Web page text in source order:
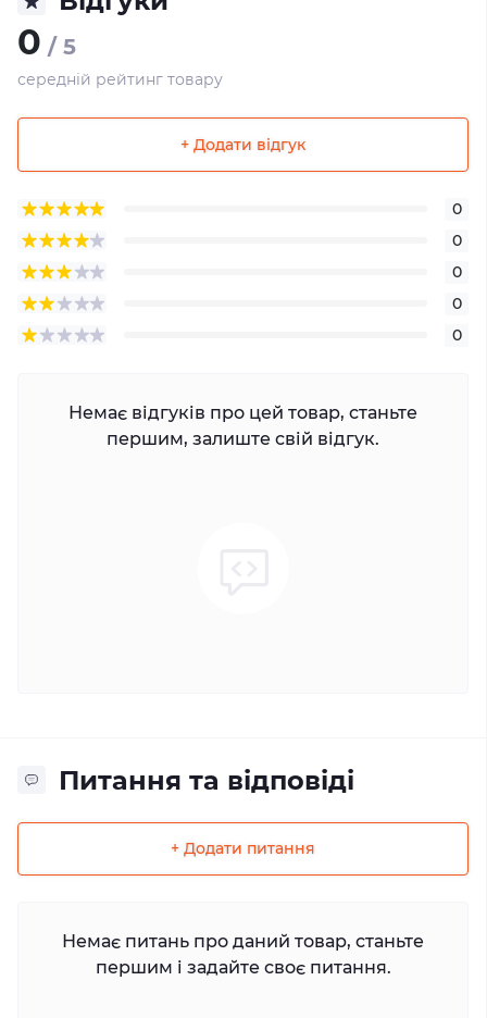
0 / 5
середній рейтинг товару
+ Додати відгук
0
0
0
0
0
Немає відгуків про цей товар, станьте
першим, залиште свій відгук.
Питання та відповіді
+ Додати питання
Немає питань про даний товар, станьте
першим і задайте своє питання.